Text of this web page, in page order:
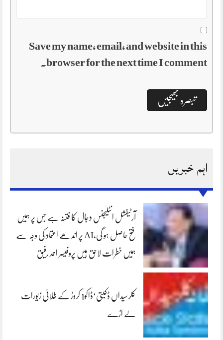
Save my name, email, and website in this
browser for the next time I comment.
اہم خبریں
آرٹیفشل انٹلیجنس دجال کا فتنہ ہے جس پر ہمیں
فتح حاصل ہو گی،AI پر اندھے اعتماد کی وجہ سے
ہمیں خطرات لاحق ہیں پروفیسر احمد رفیق
کلرسیداں ڈکیتی‘ڈاکو1 کروڑ کے طلائی زیورات
لے اڑے